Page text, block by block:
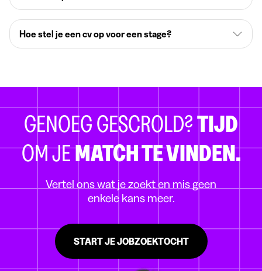
Hoe stel je een cv op voor een stage?
GENOEG GESCROLD?TIJD
OM JEMATCH TE VINDEN.
Vertel ons wat je zoekt en mis geen
enkele kans meer.
START JE JOBZOEKTOCHT